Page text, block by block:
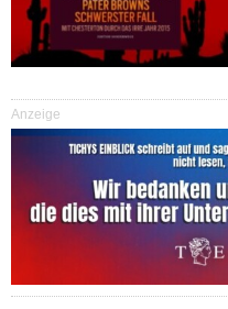
Anzeige